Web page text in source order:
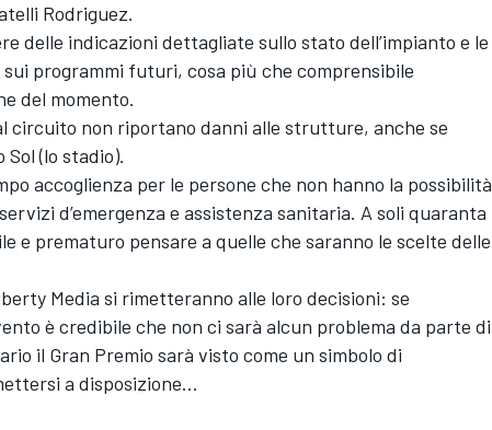
Rodriguez.
delle indicazioni dettagliate sullo stato dell’impianto e le
programmi futuri, cosa più che comprensibile
del momento.
circuito non riportano danni alle strutture, anche se
(lo stadio).
accoglienza per le persone che non hanno la possibilità
d’emergenza e assistenza sanitaria. A soli quaranta
e prematuro pensare a quelle che saranno le scelte delle
Media si rimetteranno alle loro decisioni: se
è credibile che non ci sarà alcun problema da parte di
il Gran Premio sarà visto come un simbolo di
a disposizione...